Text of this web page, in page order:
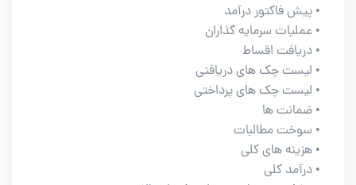
• پیش فاکتور درآمد
• عملیات سرمایه گذاران
• دریافت اقساط
• لیست چک های دریافتی
• لیست چک های پرداختی
• ضمانت ها
• سوخت مطالبات
• هزینه های کلی
• درآمد کلی